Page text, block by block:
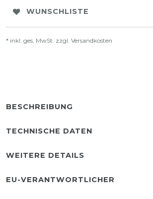
WUNSCHLISTE
* inkl. ges. MwSt. zzgl. Versandkosten
BESCHREIBUNG
TECHNISCHE DATEN
WEITERE DETAILS
EU-VERANTWORTLICHER